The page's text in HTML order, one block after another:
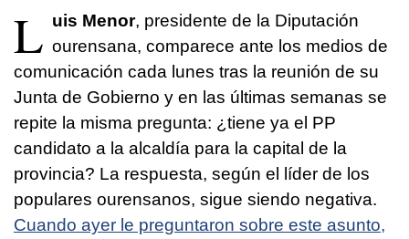
L uis Menor, presidente de la Diputación
ourensana, comparece ante los medios de
comunicación cada lunes tras la reunión de su
Junta de Gobierno y en las últimas semanas se
repite la misma pregunta: ¿tiene ya el PP
candidato a la alcaldía para la capital de la
provincia? La respuesta, según el líder de los
populares ourensanos, sigue siendo negativa.
Cuando ayer le preguntaron sobre este asunto,